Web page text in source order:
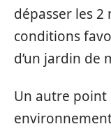
dépasser les
conditions
d’un jardin de
Un autre point